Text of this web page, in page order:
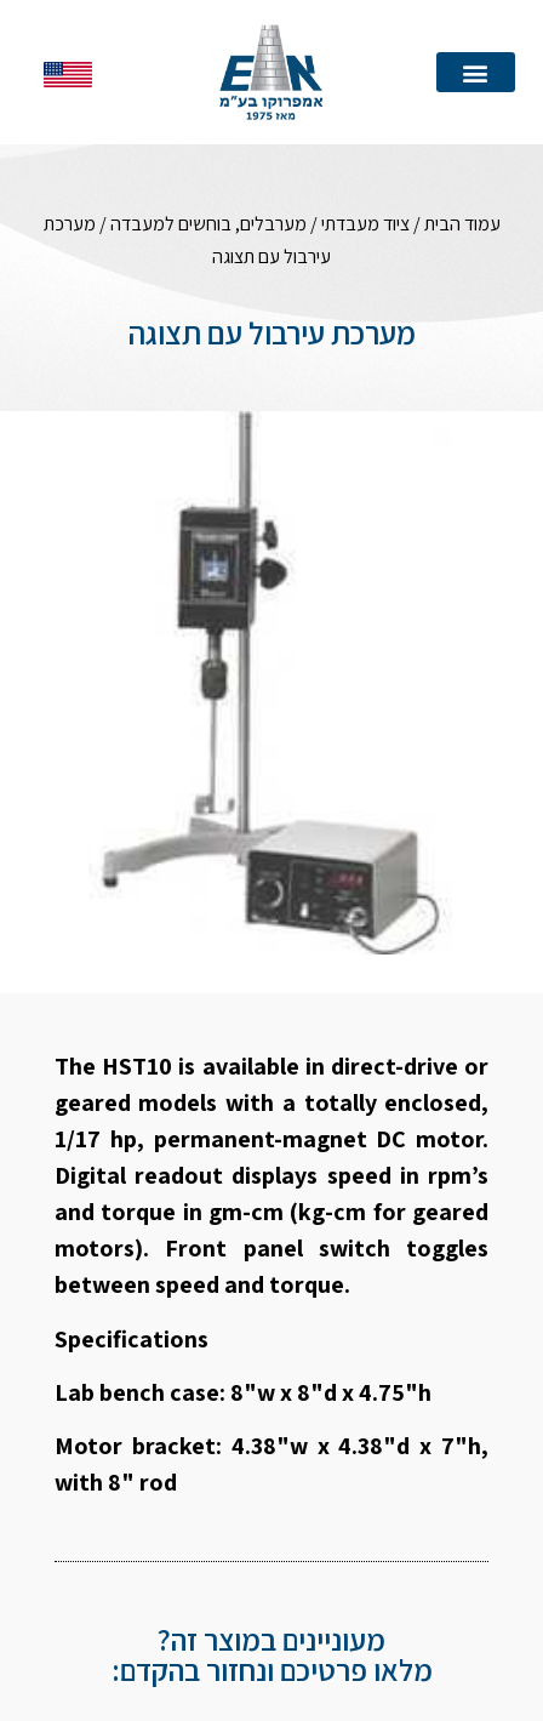
עמוד הבית/ציוד מעבדתי/ מערבלים, בוחשים למעבדה/ מערכת
עירבול עם תצוגה
מערכת עירבול עם תצוגה
The HST10 is available in direct-drive or
geared models with a totally enclosed,
1/17 hp, permanent-magnet DC motor.
Digital readout displays speed in rpm’s
and torque in gm-cm (kg-cm for geared
motors). Front panel switch toggles
between speed and torque.
Specifications
Lab bench case: 8"w x 8"d x 4.75"h
Motor bracket: 4.38"w x 4.38"d x 7"h,
with 8" rod
מעוניינים במוצר זה?
מלאו פרטיכם ונחזור בהקדם: